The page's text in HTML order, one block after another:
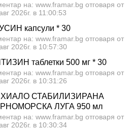
на: www.framar.bg отговаря от
2026г. в 11:00:53
капсули * 30
на: www.framar.bg отговаря от
2026г. в 10:57:30
таблетки 500 мг * 30
на: www.framar.bg отговаря от
2026г. в 10:31:26
СТАБИЛИЗИРАНА
ЛУГА 950 мл
на: www.framar.bg отговаря от
2026г. в 10:30:34